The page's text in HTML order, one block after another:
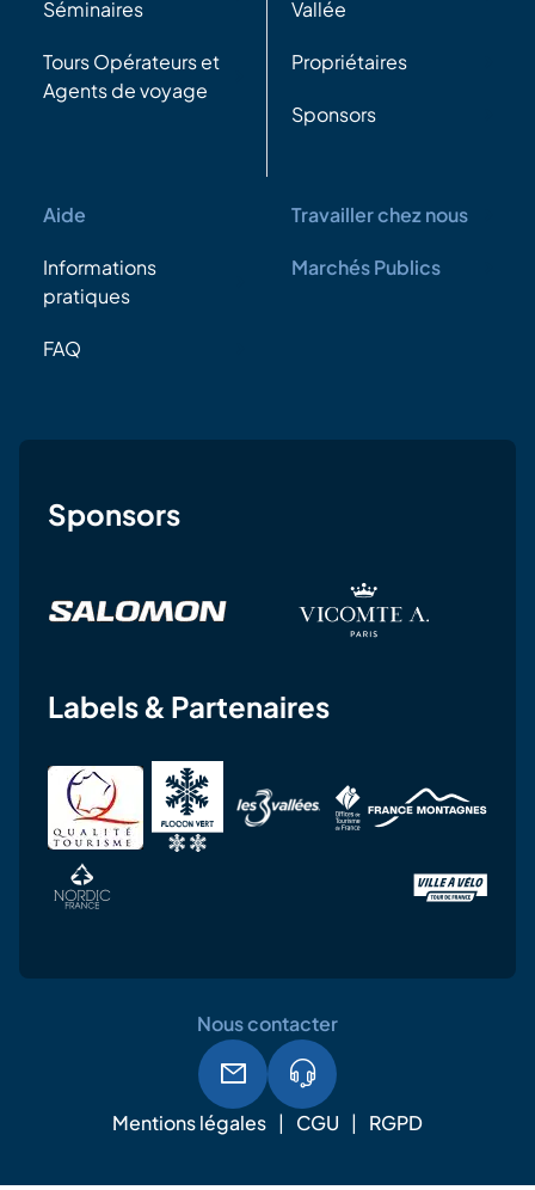
Séminaires
Tours Opérateurs et
Agents de voyage
Vallée
Propriétaires
Sponsors
Aide
Informations
pratiques
FAQ
Travailler chez nous
Marchés Publics
Sponsors
Labels & Partenaires
Mentions légales CGU RGPD
Nous contacter